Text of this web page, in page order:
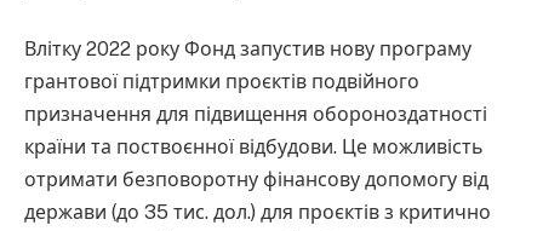
Влітку 2022 року Фонд запустив нову програму
грантової підтримки проєктів подвійного
призначення для підвищення обороноздатності
країни та поствоєнної відбудови. Це можливість
отримати безповоротну фінансову допомогу від
держави (до 35 тис. дол.) для проєктів з критично